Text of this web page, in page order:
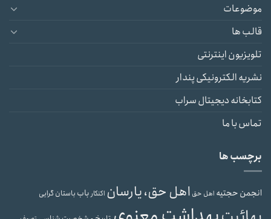
موضوعات
قالب ها
تلویزیون اینترنتی
نشریه الکترونیکی پندار
کتابخانه دیجیتال سراب
تماس با ما
برچسب ها
انجمن حجتیه اهل حق اهل حق، یارسان اکنکارباب باستان گرایی